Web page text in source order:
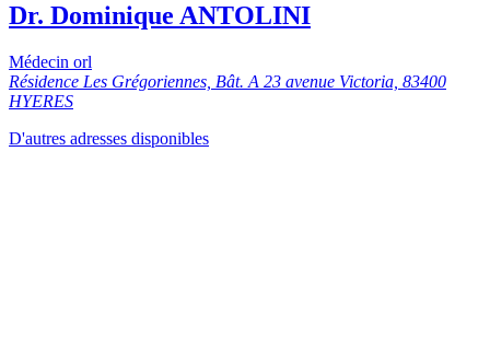
Dr. Dominique ANTOLINI
Médecin orl
Résidence Les Grégoriennes, Bât. A 23 avenue Victoria, 83400
HYERES
D'autres adresses disponibles